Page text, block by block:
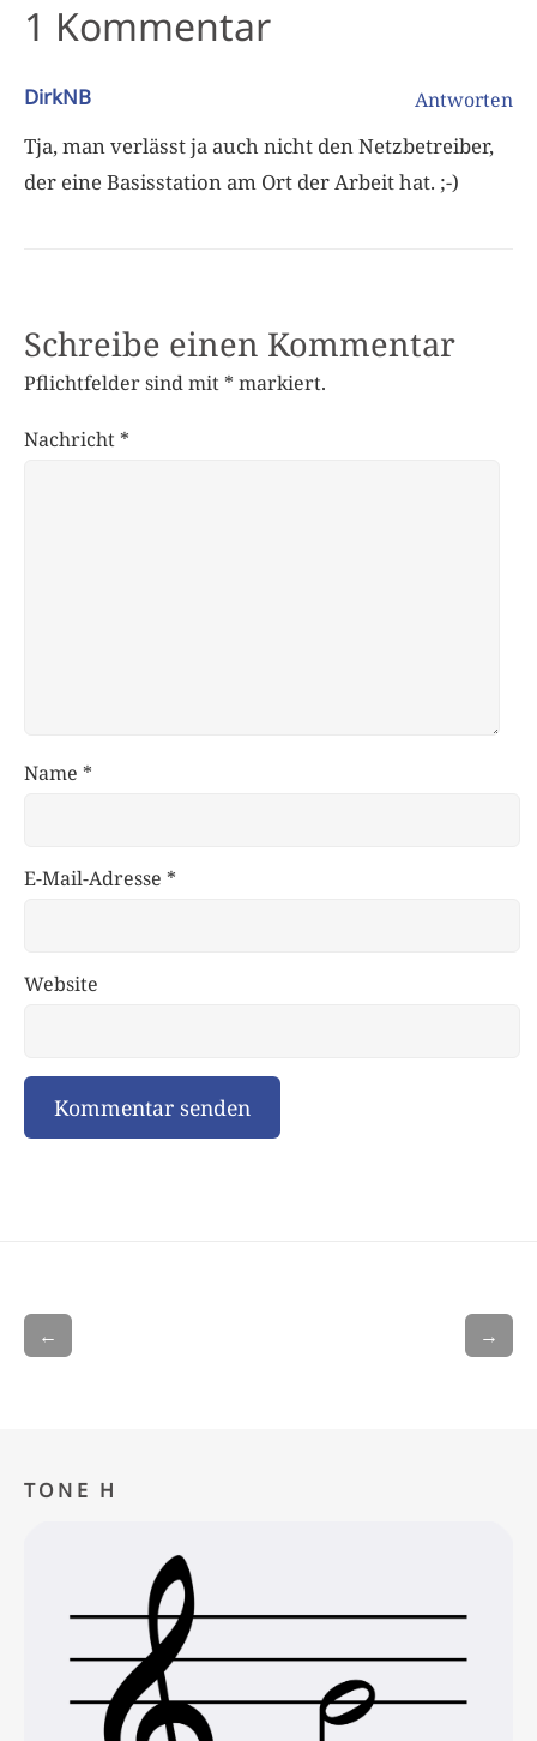
1 Kommentar
DirkNB Antworten
Tja, man verlässt ja auch nicht den Netzbetreiber,
der eine Basisstation am Ort der Arbeit hat. ;-)
Schreibe einen Kommentar
Pflichtfelder sind mit * markiert.
Nachricht *
Name *
E-Mail-Adresse *
Website
← →
TONE H